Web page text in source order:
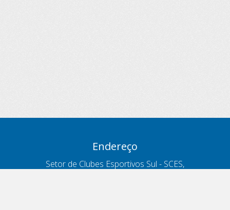
Endereço
Setor de Clubes Esportivos Sul - SCES,